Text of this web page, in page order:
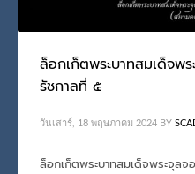
ล็อกเก็ตพระบาทสมเด็จพร
รัชกาลที่ ๕
วันเสาร์, 18 พฤษภาคม 2024 BY
ล็อกเก็ตพระบาทสมเด็จพระจุลจ